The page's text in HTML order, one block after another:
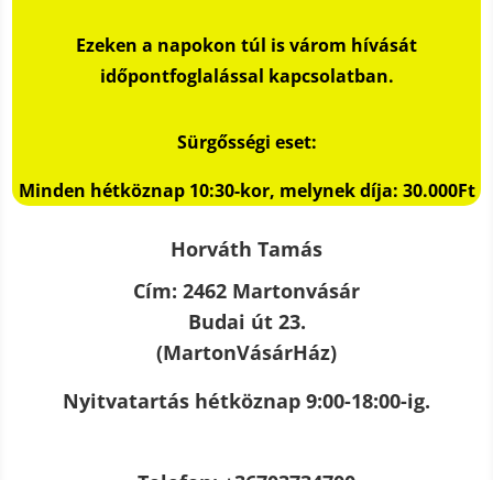
Ezeken a napokon túl is várom hívását
időpontfoglalással kapcsolatban.
Sürgősségi eset:
Minden hétköznap 10:30-kor, melynek díja: 30.000Ft
Horváth Tamás
Cím: 2462 Martonvásár
Budai út 23.
(MartonVásárHáz)
Nyitvatartás hétköznap 9:00-18:00-ig.